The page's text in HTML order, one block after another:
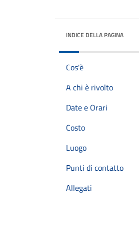
INDICE DELLA PAGINA
Cos'è
A chi è rivolto
Date e Orari
Costo
Luogo
Punti di contatto
Allegati